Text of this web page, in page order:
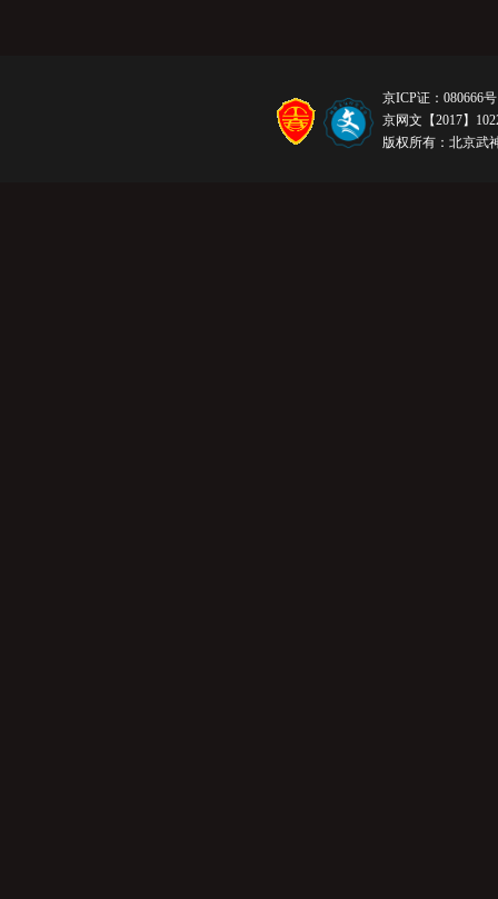
京ICP证：080666
京网文【2017】
版权所有：北京武